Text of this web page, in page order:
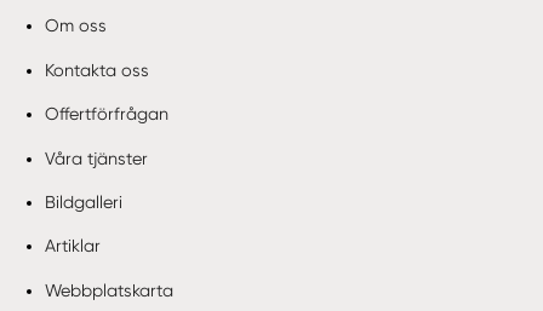
Om oss
Kontakta oss
Offertförfrågan
Våra tjänster
Bildgalleri
Artiklar
Webbplatskarta